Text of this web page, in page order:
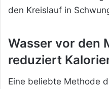
den Kreislauf in
Wasser vor den
reduziert
Eine beliebte Methode